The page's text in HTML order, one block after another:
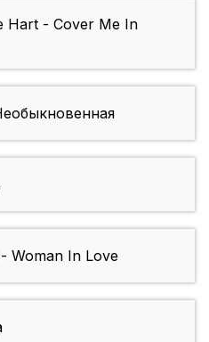
Hart - Cover Me In
Woman In Love